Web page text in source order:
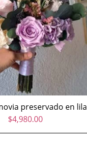
preservado en lila
$4,980.00